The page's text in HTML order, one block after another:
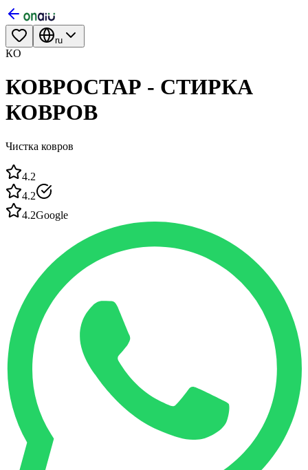
ru
КО
КОВРОСТАР - СТИРКА
КОВРОВ
Чистка ковров
4.2
4.2
4.2Google